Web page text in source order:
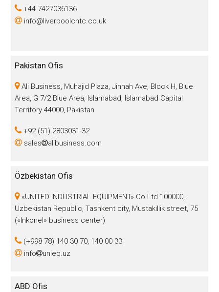
+44 7427036136
info@liverpoolcntc.co.uk
Pakistan Ofis
Ali Business, Muhajid Plaza, Jinnah Ave, Block H, Blue
Area, G 7/2 Blue Area, Islamabad, Islamabad Capital
Territory 44000, Pakistan
+92 (51) 2803031-32
sales
alibusiness.com
Özbekistan Ofis
«UNITED INDUSTRIAL EQUIPMENT» Co Ltd 100000,
Uzbekistan Republic, Tashkent city, Mustakillik street, 75
(«Inkonel» business center)
(+998 78) 140 30 70, 140 00 33
info
unieq.uz
ABD Ofis